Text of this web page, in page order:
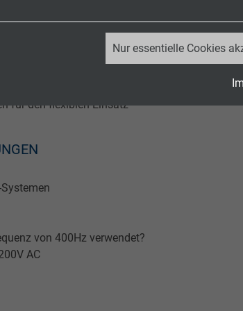
Daten darüber, wie der
Nur essentielle Cookies
für den flexiblen Einsatz
von 400Hz verwendet?
AC